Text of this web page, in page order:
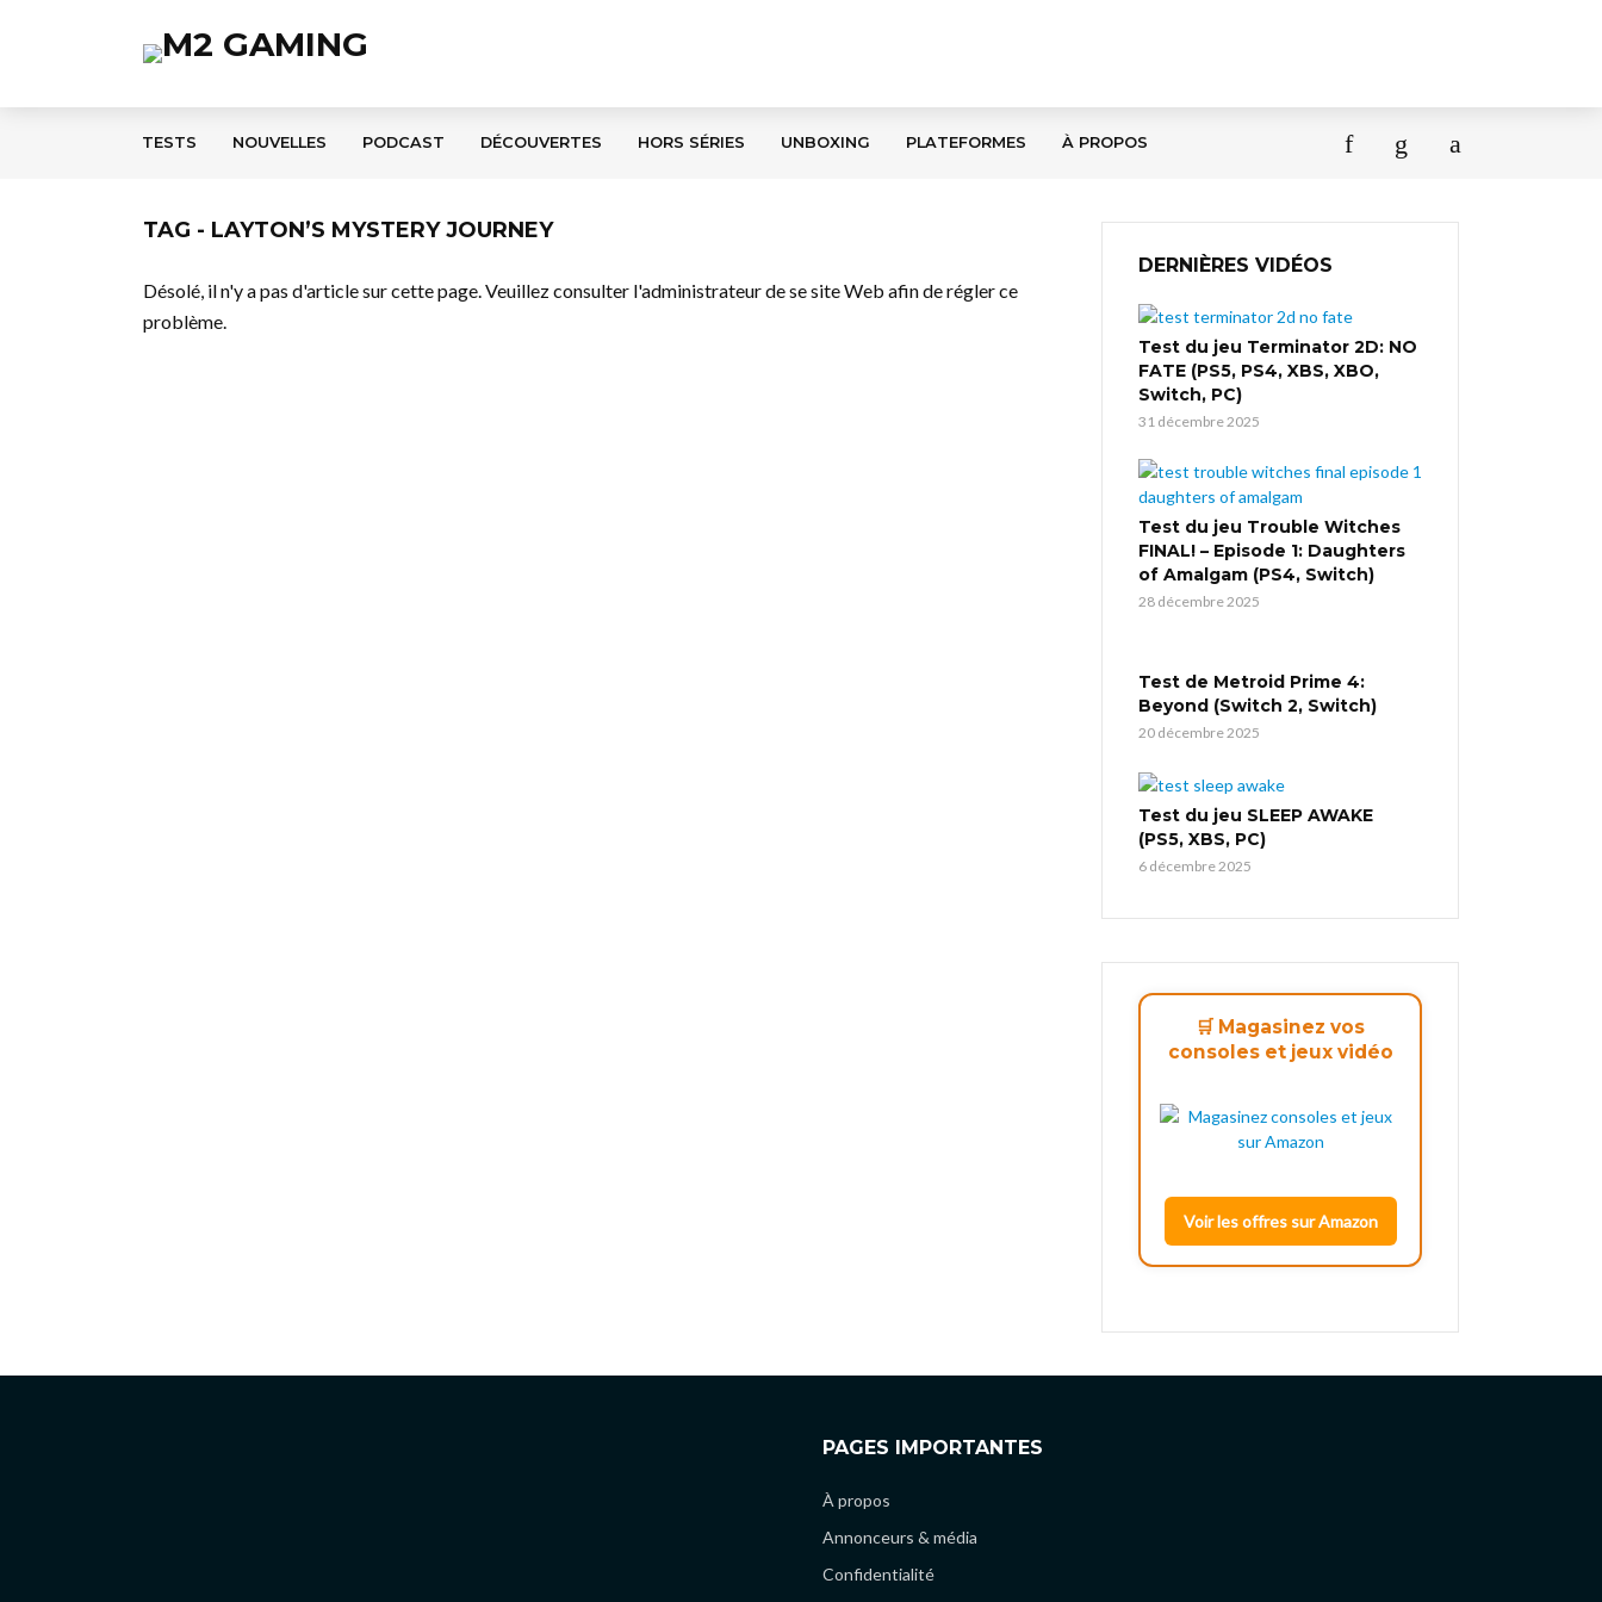
TESTS NOUVELLES PODCAST DÉCOUVERTES HORS SÉRIES UNBOXING PLATEFORMES À PROPOS
TAG - LAYTON’S MYSTERY JOURNEY
Désolé, il n'y a pas d'article sur cette page. Veuillez consulter l'administrateur de se site Web afin de régler ce
problème.
DERNIÈRES VIDÉOS
Test du jeu Terminator 2D: NO
FATE (PS5, PS4, XBS, XBO,
Switch, PC)
31 décembre 2025
Test du jeu Trouble Witches
FINAL! – Episode 1: Daughters
of Amalgam (PS4, Switch)
28 décembre 2025
Test de Metroid Prime 4:
Beyond (Switch 2, Switch)
20 décembre 2025
Test du jeu SLEEP AWAKE
(PS5, XBS, PC)
6 décembre 2025
🛒 Magasinez vos
consoles et jeux vidéo
Voir les offres sur Amazon
PAGES IMPORTANTES
À propos
Annonceurs & média
Confidentialité